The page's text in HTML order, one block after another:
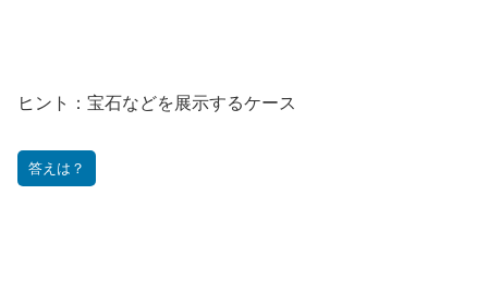
ヒント： 宝石などを展示するケース
答えは？